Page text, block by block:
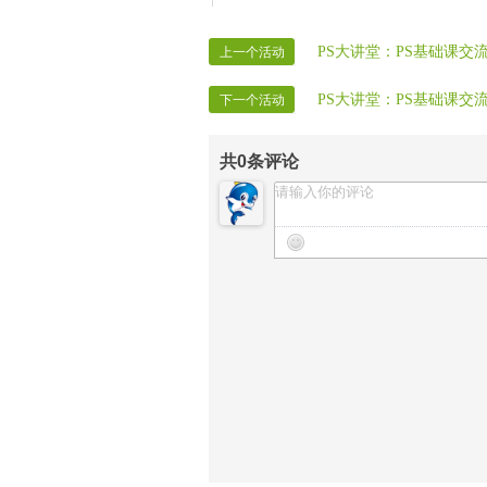
上一个活动 PS大讲堂：PS基础课交
下一个活动 PS大讲堂：PS基础课交
共0条评论